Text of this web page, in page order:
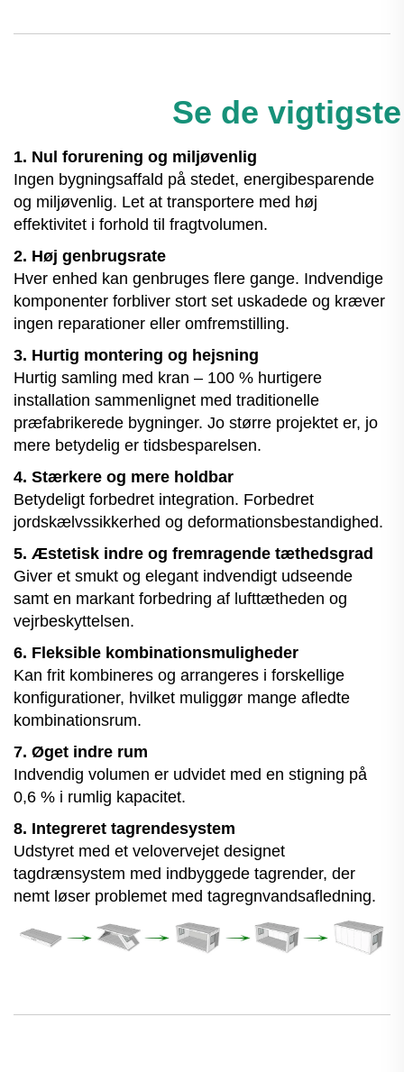
Se de
1. Nul forurening og miljøvenlig
Ingen bygningsaffald på stedet, energibesparende
og miljøvenlig. Let at transportere med høj
effektivitet i forhold til fragtvolumen.
2. Høj genbrugsrate
Hver enhed kan genbruges flere gange. Indvendige
komponenter forbliver stort set uskadede og kræver
ingen reparationer eller omfremstilling.
3. Hurtig montering og hejsning
Hurtig samling med kran – 100 % hurtigere
installation sammenlignet med traditionelle
præfabrikerede bygninger. Jo større projektet er, jo
mere betydelig er tidsbesparelsen.
4. Stærkere og mere holdbar
Betydeligt forbedret integration. Forbedret
jordskælvssikkerhed og deformationsbestandighed.
5. Æstetisk indre og fremragende tæthedsgrad
Giver et smukt og elegant indvendigt udseende
samt en markant forbedring af lufttætheden og
vejrbeskyttelsen.
6. Fleksible kombinationsmuligheder
Kan frit kombineres og arrangeres i forskellige
konfigurationer, hvilket muliggør mange afledte
kombinationsrum.
7. Øget indre rum
Indvendig volumen er udvidet med en stigning på
0,6 % i rumlig kapacitet.
8. Integreret tagrendesystem
Udstyret med et velovervejet designet
tagdrænsystem med indbyggede tagrender, der
nemt løser problemet med tagregnvandsafledning.